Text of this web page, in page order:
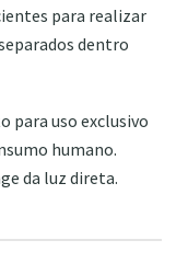
para realizar
dentro
para uso exclusivo
humano.
da luz direta.